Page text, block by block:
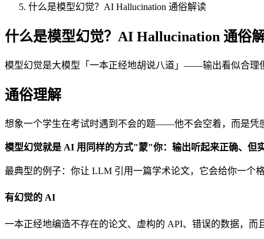
什么是模型幻觉？AI Hallucination 通俗解读
什么是模型幻觉？AI Hallucination 通俗
模型幻觉是大模型「一本正经地胡说八道」——输出看似合理
通俗理解
想象一个学生在考试时遇到不会的题——他不会空着，而是凭
模型幻觉就是 AI 用同样的方式"蒙"你：输出听起来正确、但
最典型的例子：你让 LLM 引用一篇学术论文，它会给你一
有幻觉的 AI
一本正经地编造不存在的论文、虚构的 API、错误的数据，而